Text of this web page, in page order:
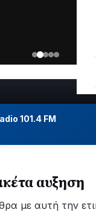
101.4 FM
αυξηση
με αυτή την